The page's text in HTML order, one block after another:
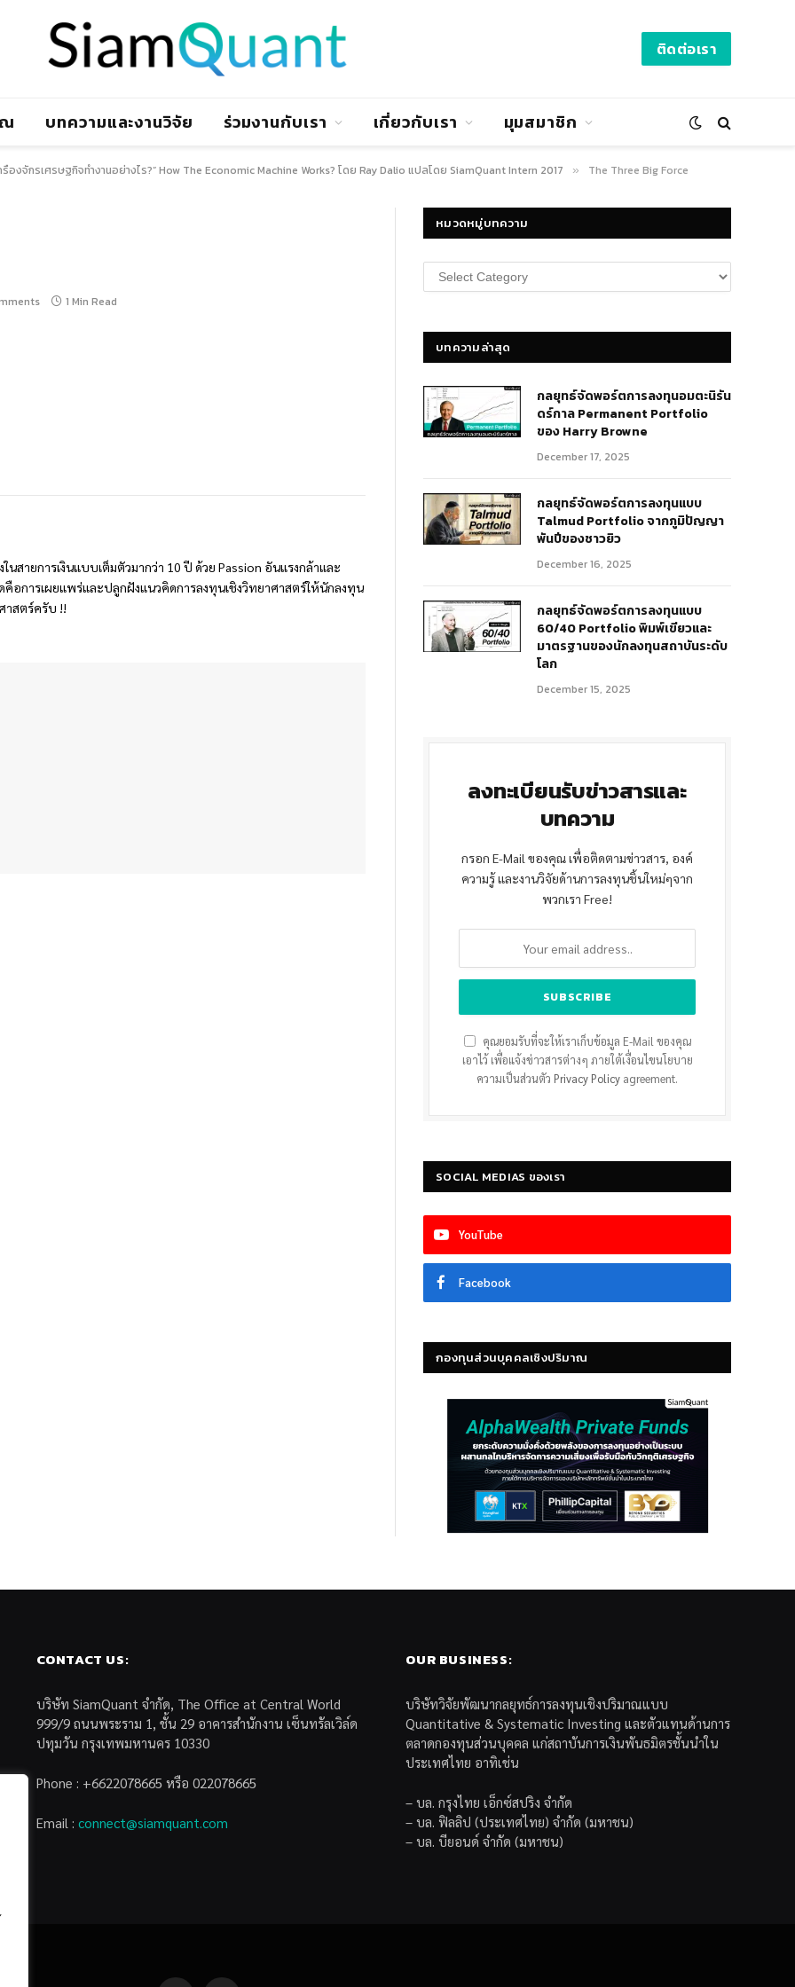
ติดต่อเรา
บทความและงานวิจัย ร่วมงานกับเรา เกี่ยวกับเรา มุมสมาชิก
รื่องจักรเศรษฐกิจทำงานอย่างไร?” How The Economic Machine Works? โดย Ray Dalio แปลโดย SiamQuant Intern 2017 » The Three Big Force
1 Min Read
สายการเงินแบบเต็มตัวมากว่า 10 ปี ด้วย Passion อันแรงกล้าและ
คือการเผยแพร่และปลูกฝังแนวคิดการลงทุนเชิงวิทยาศาสตร์ให้นักลงทุน
าสตร์ครับ !!
หมวดหมู่บทความ
หมวด
หมู่
บทความล่าสุด
กลยุทธ์​จัดพอร์ตการลงทุนอมตะนิรัน
ดร์กาล Permanent Portfolio
ของ Harry Browne
December 17, 2025
กลยุทธ์จัดพอร์ตการลงทุนแบบ
Talmud Portfolio จากภูมิปัญญา
พันปีของชาวยิว
December 16, 2025
กลยุทธ์จัดพอร์ตการลงทุนแบบ
60/40 Portfolio พิมพ์เขียวและ
มาตรฐานของนักลงทุนสถาบันระดับ
โลก
December 15, 2025
ลงทะเบียนรับข่าวสารและ
บทความ
กรอก E-Mail ของคุณ เพื่อติดตามข่าวสาร, องค์
ความรู้ และงานวิจัยด้านการลงทุนชิ้นใหม่ๆจาก
พวกเรา Free!
คุณยอมรับที่จะให้เราเก็บข้อมูล E-Mail ของคุณ
เอาไว้ เพื่อแจ้งข่าวสารต่างๆ ภายใต้เงื่อนไขนโยบาย
ความเป็นส่วนตัว Privacy Policy agreement.
SOCIAL MEDIAS ของเรา
YouTube
Facebook
กองทุนส่วนบุคคลเชิงปริมาณ
CONTACT US:
บริษัท SiamQuant จำกัด, The Office at Central World
999/9 ถนนพระราม 1, ชั้น 29 อาคารสำนักงาน เซ็นทรัลเวิล์ด
ปทุมวัน กรุงเทพมหานคร 10330
Phone : +6622078665 หรือ 022078665
Email : connect@siamquant.com
OUR BUSINESS:
บริษัทวิจัยพัฒนากลยุทธ์การลงทุนเชิงปริมาณแบบ
Quantitative & Systematic Investing และตัวแทนด้านการ
ตลาดกองทุนส่วนบุคคล แก่สถาบันการเงินพันธมิตรชั้นนำใน
ประเทศไทย อาทิเช่น
– บล. กรุงไทย เอ็กซ์สปริง จำกัด
– บล. ฟิลลิป (ประเทศไทย) จำกัด (มหาชน)
– บล. บียอนด์ จำกัด (มหาชน)